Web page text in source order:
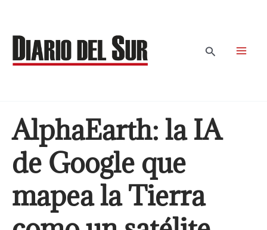
contenido
Buscar
AlphaEarth: la IA
de Google que
mapea la Tierra